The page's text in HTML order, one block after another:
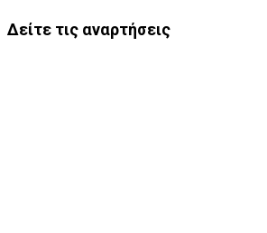
Δείτε τις αναρτήσεις